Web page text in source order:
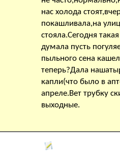
нас холода
покашливала,на
стояла.Сегодня
думала пусть
пыльного сена
теперь?Дала
капли(что было в
апреле.Вет трубку
выходные.